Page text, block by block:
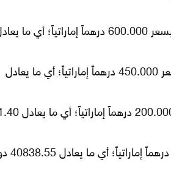
بسعر 600.000 درهماً إماراتياً؛ أي ما
بسعر 450.000 درهماً إماراتياً؛ أي ما يعادل
بسعر 200.000
بسعر 150.000